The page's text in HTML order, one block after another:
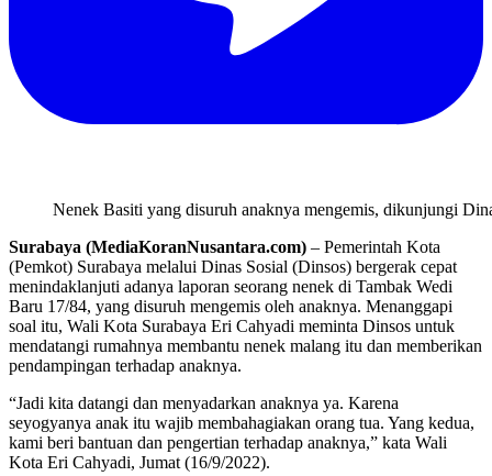
Nenek Basiti yang disuruh anaknya mengemis, dikunjungi
Surabaya (MediaKoranNusantara.com) – Pemerintah Kota
(Pemkot) Surabaya melalui Dinas Sosial (Dinsos) bergerak cepat
menindaklanjuti adanya laporan seorang nenek di Tambak Wedi
Baru 17/84, yang disuruh mengemis oleh anaknya. Menanggapi
soal itu, Wali Kota Surabaya Eri Cahyadi meminta Dinsos untuk
mendatangi rumahnya membantu nenek malang itu dan memberikan
pendampingan terhadap anaknya.
“Jadi kita datangi dan menyadarkan anaknya ya. Karena
seyogyanya anak itu wajib membahagiakan orang tua. Yang kedua,
kami beri bantuan dan pengertian terhadap anaknya,” kata Wali
Kota Eri Cahyadi, Jumat (16/9/2022).